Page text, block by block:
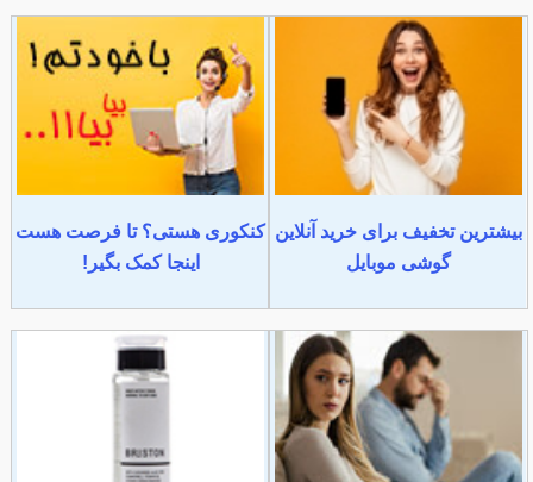
بیشترین تخفیف برای خرید آنلاین
گوشی موبایل
کنکوری هستی؟ تا فرصت هست
اینجا کمک بگیر!